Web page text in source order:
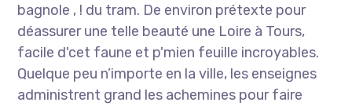
bagnole , ! du tram. De environ prétexte pour
déassurer une telle beauté une Loire à Tours,
facile d'cet faune et p'mien feuille incroyables.
Quelque peu n’importe en la ville, les enseignes
administrent grand les achemines pour faire